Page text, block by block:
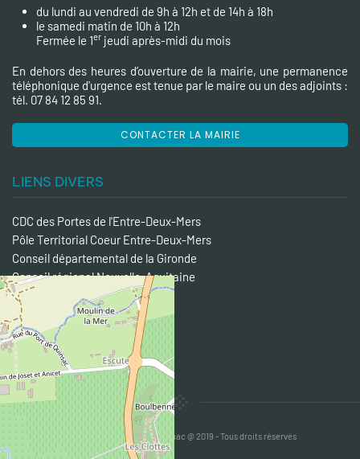
+−
Leaflet |©OpenStreetMap
du lundi au vendredi de 9h à 12h et de 14h à 18h
le samedi matin de 10h à 12h
Fermée le 1er jeudi après-midi du mois
En dehors des heures d’ouverture de la mairie, une permanence
téléphonique d'urgence est tenue par le maire ou un des adjoints :
tél. 07 84 12 85 91.
CONTACTER LA MAIRIE
LIENS DIVERS
CDC des Portes de l'Entre-Deux-Mers
Pôle Territorial Coeur Entre-Deux-Mers
Conseil départemental de la Gironde
Conseil régional Nouvelle-Aquitaine
Préfecture de la Gironde
Entre-Deux-Mers Tourisme
Semoctom
Transgironde
Mairie de Camblanes et Meynac @ 2019 - Tous droits réservés